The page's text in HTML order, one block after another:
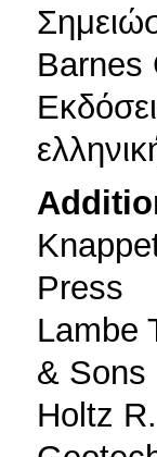
Press
Lambe
& Sons
Holtz